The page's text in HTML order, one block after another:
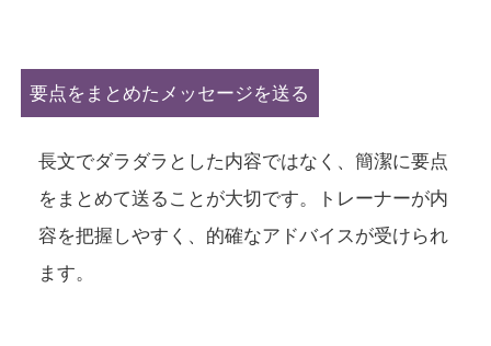
要点をまとめたメッセージを送る
長文でダラダラとした内容ではなく、簡潔に要点
をまとめて送ることが大切です。トレーナーが内
容を把握しやすく、的確なアドバイスが受けられ
ます。